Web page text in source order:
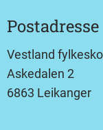
Postadresse
Vestland
Askedalen 2
6863 Leikanger